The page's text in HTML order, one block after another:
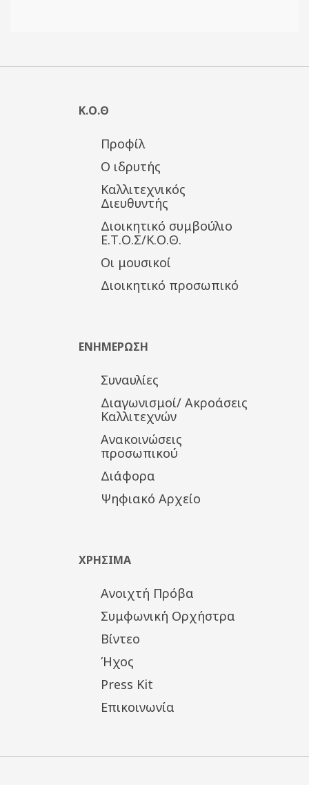
Κ.Ο.Θ
Προφίλ
Ο ιδρυτής
Καλλιτεχνικός
Διευθυντής
Διοικητικό συμβούλιο
Ε.Τ.Ο.Σ/Κ.Ο.Θ.
Οι μουσικοί
Διοικητικό προσωπικό
ΕΝΗΜΕΡΩΣΗ
Συναυλίες
Διαγωνισμοί/ Ακροάσεις
Καλλιτεχνών
Ανακοινώσεις
προσωπικού
Διάφορα
Ψηφιακό Αρχείο
ΧΡΗΣΙΜΑ
Ανοιχτή Πρόβα
Συμφωνική Ορχήστρα
Βίντεο
Ήχος
Press Kit
Επικοινωνία